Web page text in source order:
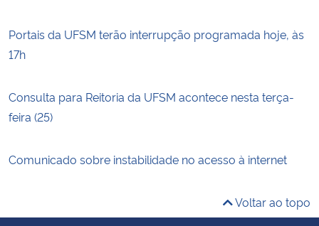
Portais da UFSM terão interrupção programada hoje, às
17h
Consulta para Reitoria da UFSM acontece nesta terça-
feira (25)
Comunicado sobre instabilidade no acesso à internet
Voltar ao topo